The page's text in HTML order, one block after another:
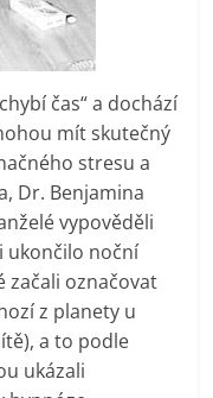
čas“ a dochází
mít skutečný
stresu a
Dr. Benjamina
vypověděli
ukončilo noční
začali označovat
z planety u
a to podle
ukázali